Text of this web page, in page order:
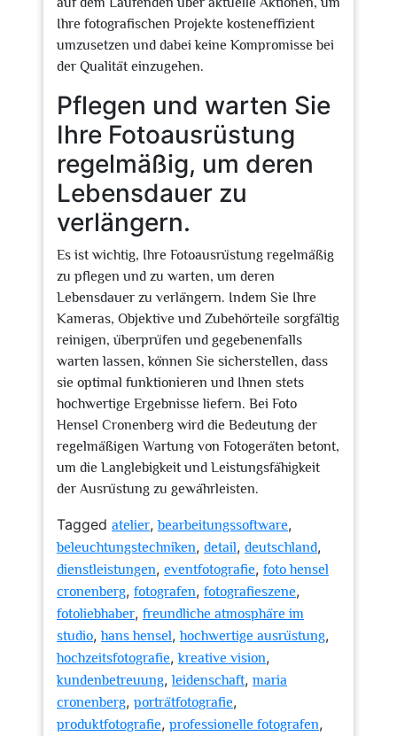
Ihre fotografischen Projekte kosteneffizient
umzusetzen und dabei keine Kompromisse bei
der Qualität einzugehen.
Pflegen und warten Sie
Ihre Fotoausrüstung
regelmäßig, um deren
Lebensdauer zu
verlängern.
Es ist wichtig, Ihre Fotoausrüstung regelmäßig
zu pflegen und zu warten, um deren
Lebensdauer zu verlängern. Indem Sie Ihre
Kameras, Objektive und Zubehörteile sorgfältig
reinigen, überprüfen und gegebenenfalls
warten lassen, können Sie sicherstellen, dass
sie optimal funktionieren und Ihnen stets
hochwertige Ergebnisse liefern. Bei Foto
Hensel Cronenberg wird die Bedeutung der
regelmäßigen Wartung von Fotogeräten betont,
um die Langlebigkeit und Leistungsfähigkeit
der Ausrüstung zu gewährleisten.
Tagged atelier,bearbeitungssoftware,
beleuchtungstechniken, detail, deutschland,
dienstleistungen, eventfotografie, foto hensel
cronenberg, fotografen, fotografieszene,
fotoliebhaber, freundliche atmosphäre im
studio,hans hensel,hochwertige ausrüstung,
hochzeitsfotografie,kreative vision,
kundenbetreuung,leidenschaft, maria
cronenberg, porträtfotografie,
produktfotografie, professionelle fotografen,